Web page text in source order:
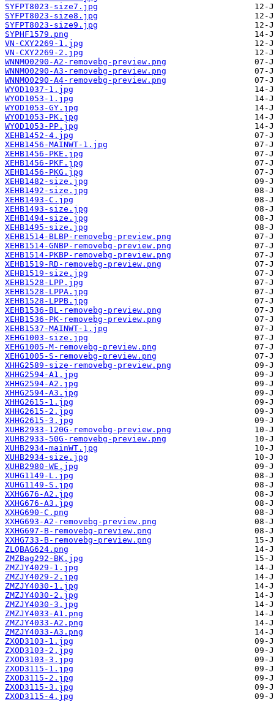
SYFPT8023-size7.jpg
SYFPT8023-size8.jpg
SYFPT8023-size9.jpg
SYPHF1579.png
VN-CXY2269-1.jpg
VN-CXY2269-2.jpg
WNNMO0290-A2-removebg-preview.png
WNNMO0290-A3-removebg-preview.png
WNNMO0290-A4-removebg-preview.png
WYOD1037-1.jpg
WYOD1053-1.jpg
WYOD1053-GY.jpg
WYOD1053-PK.jpg
WYOD1053-PP.jpg
XEHB1452-4.jpg
XEHB1456-MAINWT-1.jpg
XEHB1456-PKE.jpg
XEHB1456-PKF.jpg
XEHB1456-PKG.jpg
XEHB1482-size.jpg
XEHB1492-size.jpg
XEHB1493-C.jpg
XEHB1493-size.jpg
XEHB1494-size.jpg
XEHB1495-size.jpg
XEHB1514-BLBP-removebg-preview.png
XEHB1514-GNBP-removebg-preview.png
XEHB1514-PKBP-removebg-preview.png
XEHB1519-RD-removebg-preview.png
XEHB1519-size.jpg
XEHB1528-LPP.jpg
XEHB1528-LPPA.jpg
XEHB1528-LPPB.jpg
XEHB1536-BL-removebg-preview.png
XEHB1536-PK-removebg-preview.png
XEHB1537-MAINWT-1.jpg
XEHG1003-size.jpg
XEHG1005-M-removebg-preview.png
XEHG1005-S-removebg-preview.png
XHHG2589-size-removebg-preview.png
XHHG2594-A1.jpg
XHHG2594-A2.jpg
XHHG2594-A3.jpg
XHHG2615-1.jpg
XHHG2615-2.jpg
XHHG2615-3.jpg
XUHB2933-120G-removebg-preview.png
XUHB2933-50G-removebg-preview.png
XUHB2934-mainWT.jpg
XUHB2934-size.jpg
XUHB2980-WE.jpg
XUHG1149-L.jpg
XUHG1149-S.jpg
XXHG676-A2.jpg
XXHG676-A3.jpg
XXHG690-C.png
XXHG693-A2-removebg-preview.png
XXHG697-B-removebg-preview.png
XXHG733-B-removebg-preview.png
ZLQBAG624.png
ZMZBag292-BK.jpg
ZMZJY4029-1.jpg
ZMZJY4029-2.jpg
ZMZJY4030-1.jpg
ZMZJY4030-2.jpg
ZMZJY4030-3.jpg
ZMZJY4033-A1.png
ZMZJY4033-A2.png
ZMZJY4033-A3.png
ZXOD3103-1.jpg
ZXOD3103-2.jpg
ZXOD3103-3.jpg
ZXOD3115-1.jpg
ZXOD3115-2.jpg
ZXOD3115-3.jpg
ZXOD3115-4.jpg